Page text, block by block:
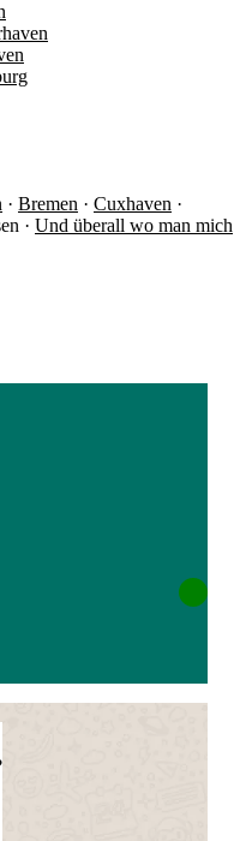
· Bremen · Cuxhaven ·
· Und überall wo man mich